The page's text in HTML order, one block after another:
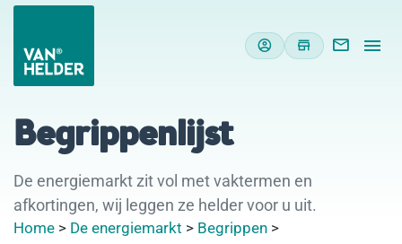
Begrippenlijst
De energiemarkt zit vol met vaktermen en
afkortingen, wij leggen ze helder voor u uit.
Home > De energiemarkt > Begrippen >